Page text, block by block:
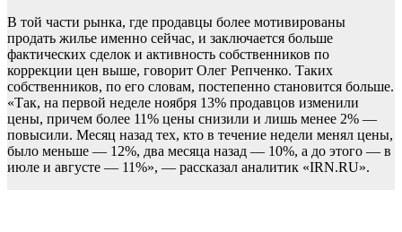
В той части рынка, где продавцы более мотивированы
продать жилье именно сейчас, и заключается больше
фактических сделок и активность собственников по
коррекции цен выше, говорит Олег Репченко. Таких
собственников, по его словам, постепенно становится больше.
«Так, на первой неделе ноября 13% продавцов изменили
цены, причем более 11% цены снизили и лишь менее 2% —
повысили. Месяц назад тех, кто в течение недели менял цены,
было меньше — 12%, два месяца назад — 10%, а до этого — в
июле и августе — 11%», — рассказал аналитик «IRN.RU».